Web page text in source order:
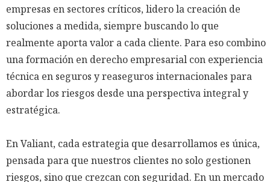
empresas en sectores críticos, lidero la creación de
soluciones a medida, siempre buscando lo que
realmente aporta valor a cada cliente. Para eso combino
una formación en derecho empresarial con experiencia
técnica en seguros y reaseguros internacionales para
abordar los riesgos desde una perspectiva integral y
estratégica.
En Valiant, cada estrategia que desarrollamos es única,
pensada para que nuestros clientes no solo gestionen
riesgos, sino que crezcan con seguridad. En un mercado